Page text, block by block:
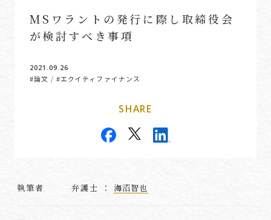
MSワラントの発行に際し取締役会
が検討すべき事項
2021.09.26
#論文 / #エクイティファイナンス
SHARE
執筆者 弁護士 ： 海沼智也